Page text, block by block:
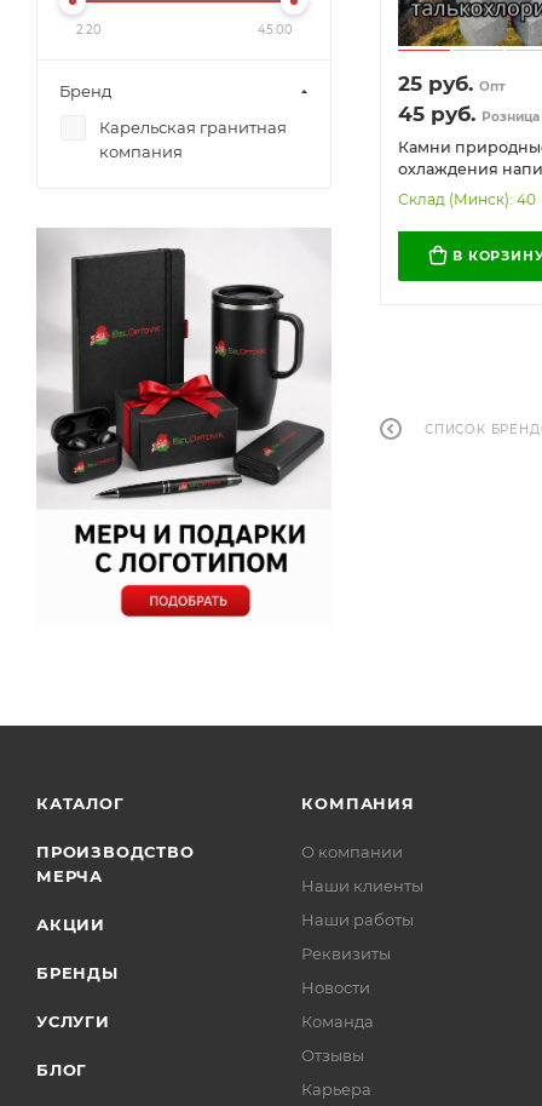
25 руб. Опт
45 руб. Розница
Камни
охлаждения
для виски
коробочке
Склад (Минск): 40
В
СПИСОК
2.20 45.00
Бренд
Карельская гранитная
компания
КАТАЛОГ
ПРОИЗВОДСТВО
МЕРЧА
АКЦИИ
БРЕНДЫ
УСЛУГИ
БЛОГ
КОМПАНИЯ
О компании
Наши клиенты
Наши работы
Реквизиты
Новости
Команда
Отзывы
Карьера